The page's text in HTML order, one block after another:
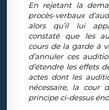
En rejetant la
procès-verbaux
alors qu’il lui
constaté que les
cours de la garde à
d’annuler ces
d’étendre les effets
actes dont les
nécessaire, la cour
principe ci-dessus